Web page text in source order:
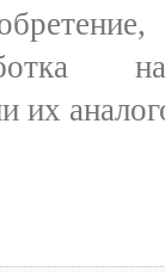
их